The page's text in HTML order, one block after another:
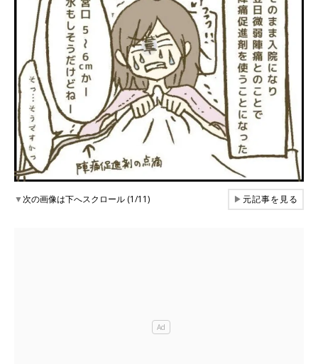
▼次の画像は下へスクロール (1/11) ▶元記事を見る